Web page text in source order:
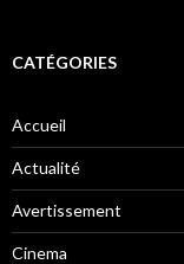
CATÉGORIES
Accueil
Actualité
Avertissement
Cinema